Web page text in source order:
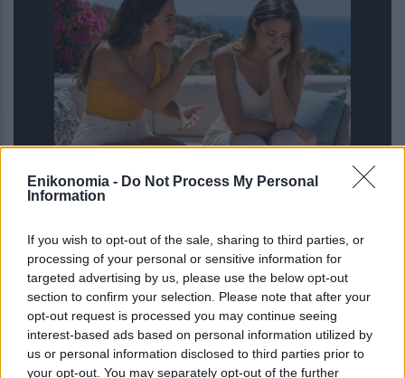
Enikonomia - Do Not Process My Personal
Information
If you wish to opt-out of the sale, sharing to third parties, or
processing of your personal or sensitive information for
targeted advertising by us, please use the below opt-out
section to confirm your selection. Please note that after your
opt-out request is processed you may continue seeing
interest-based ads based on personal information utilized by
us or personal information disclosed to third parties prior to
your opt-out. You may separately opt-out of the further
6 φράσεις που χρησιμοποιούν οι
ναρκισσιστές στους καβγάδες για να